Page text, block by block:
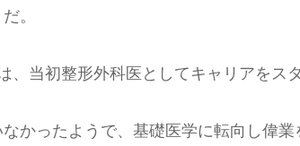
。
、当初整形外科医としてキャリアをス
かったようで、基礎医学に転向し偉